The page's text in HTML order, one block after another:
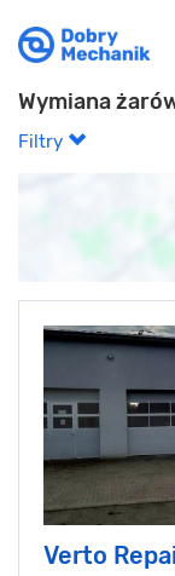
Wymiana
Filtry
Verto